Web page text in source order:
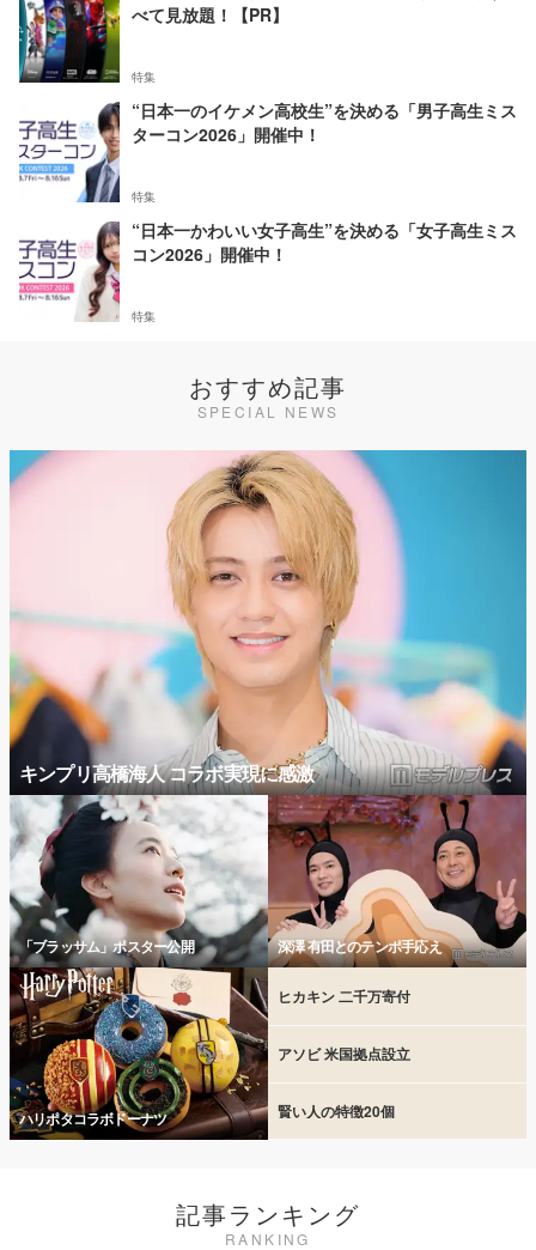
べて見放題！【PR】
特集
“日本一のイケメン高校生”を決める「男子高生ミス
ターコン2026」開催中！
特集
“日本一かわいい女子高生”を決める「女子高生ミス
コン2026」開催中！
特集
おすすめ記事
SPECIAL NEWS
キンプリ高橋海人 コラボ実現に感激
「ブラッサム」ポスター公開 深澤 有田とのテンポ手応え
ハリポタコラボドーナツ
ヒカキン 二千万寄付
アソビ 米国拠点設立
賢い人の特徴20個
記事ランキング
RANKING